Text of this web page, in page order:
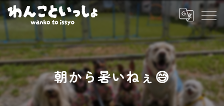
朝から暑いねぇ😅